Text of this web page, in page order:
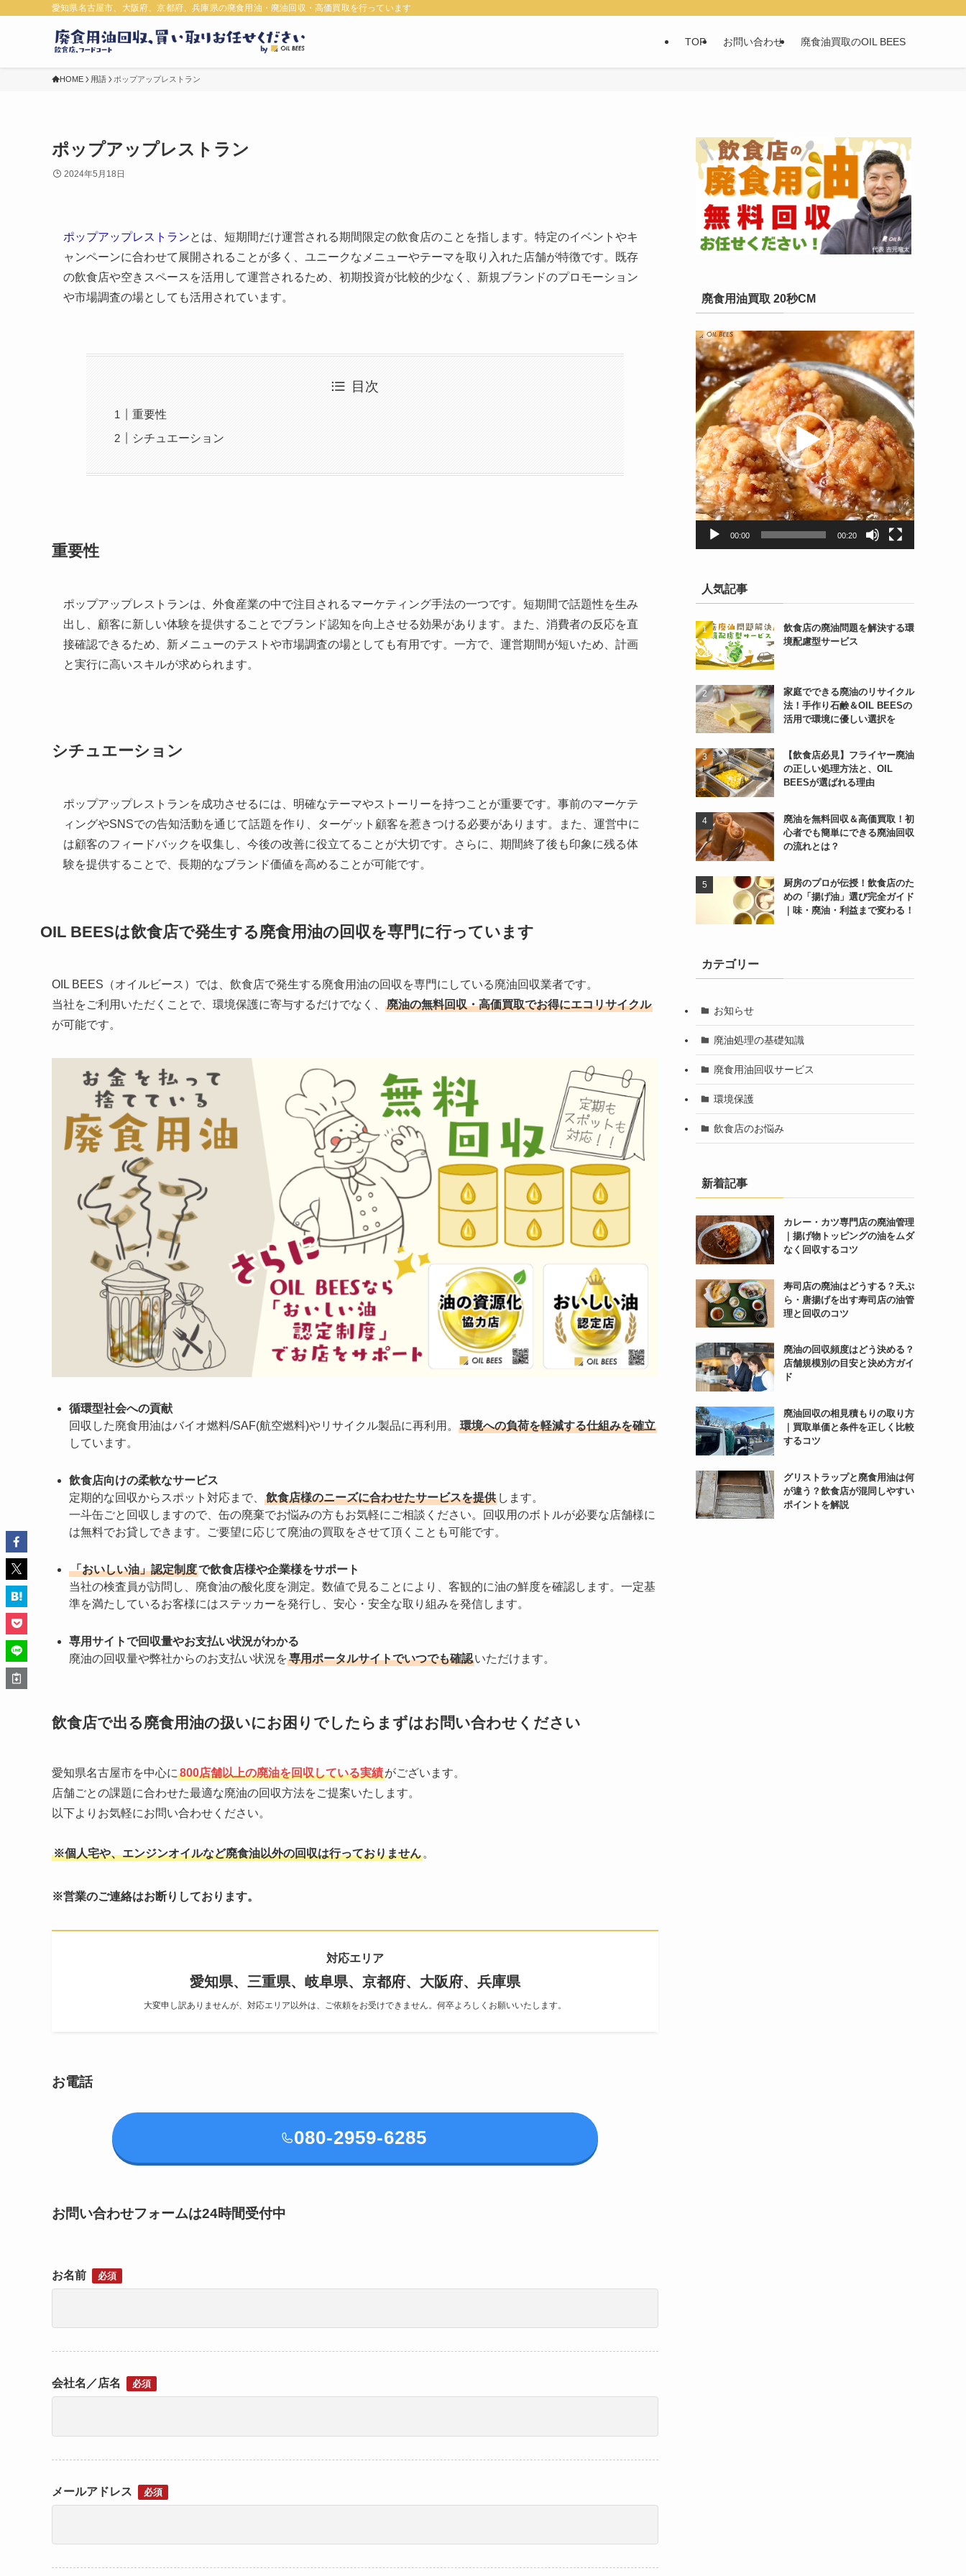
愛知県名古屋市、大阪府、京都府、兵庫県の廃食用油・廃油回収・高価買取を行っています
TOP お問い合わせ 廃食油買取のOIL BEES
HOME 用語 ポップアップレストラン
ポップアップレストラン
2024年5月18日
ポップアップレストランとは、短期間だけ運営される期間限定の飲食店のことを指します。特定のイベントやキ
ャンペーンに合わせて展開されることが多く、ユニークなメニューやテーマを取り入れた店舗が特徴です。既存
の飲食店や空きスペースを活用して運営されるため、初期投資が比較的少なく、新規ブランドのプロモーション
や市場調査の場としても活用されています。
目次
重要性
シチュエーション
重要性
ポップアップレストランは、外食産業の中で注目されるマーケティング手法の一つです。短期間で話題性を生み
出し、顧客に新しい体験を提供することでブランド認知を向上させる効果があります。また、消費者の反応を直
接確認できるため、新メニューのテストや市場調査の場としても有用です。一方で、運営期間が短いため、計画
と実行に高いスキルが求められます。
シチュエーション
ポップアップレストランを成功させるには、明確なテーマやストーリーを持つことが重要です。事前のマーケテ
ィングやSNSでの告知活動を通じて話題を作り、ターゲット顧客を惹きつける必要があります。また、運営中に
は顧客のフィードバックを収集し、今後の改善に役立てることが大切です。さらに、期間終了後も印象に残る体
験を提供することで、長期的なブランド価値を高めることが可能です。
OIL BEESは飲食店で発生する廃食用油の回収を専門に行っています
OIL BEES（オイルビース）では、飲食店で発生する廃食用油の回収を専門にしている廃油回収業者です。
当社をご利用いただくことで、環境保護に寄与するだけでなく、
廃油の無料回収・高価買取でお得にエコリサイクル
が可能です。
循環型社会への貢献
回収した廃食用油はバイオ燃料/SAF(航空燃料)やリサイクル製品に再利用。
環境への負荷を軽減する仕組みを確立
しています。
飲食店向けの柔軟なサービス
定期的な回収からスポット対応まで、
飲食店様のニーズに合わせたサービスを提供 します。
一斗缶ごと回収しますので、缶の廃棄でお悩みの方もお気軽にご相談ください。回収用のボトルが必要な店舗様に
は無料でお貸しできます。ご要望に応じて廃油の買取をさせて頂くことも可能です。
「おいしい油」認定制度で飲食店様や企業様をサポート
当社の検査員が訪問し、廃食油の酸化度を測定。数値で見ることにより、客観的に油の鮮度を確認します。一定基
準を満たしているお客様にはステッカーを発行し、安心・安全な取り組みを発信します。
専用サイトで回収量やお支払い状況がわかる
廃油の回収量や弊社からのお支払い状況を専用ポータルサイトでいつでも確認いただけます。
飲食店で出る廃食用油の扱いにお困りでしたらまずはお問い合わせください
愛知県名古屋市を中心に 800店舗以上の廃油を回収している実績がございます。
店舗ごとの課題に合わせた最適な廃油の回収方法をご提案いたします。
以下よりお気軽にお問い合わせください。
※個人宅や、エンジンオイルなど廃食油以外の回収は行っておりません 。
※営業のご連絡はお断りしております。
対応エリア
愛知県、三重県、岐阜県、京都府、大阪府、兵庫県
大変申し訳ありませんが、対応エリア以外は、ご依頼をお受けできません。何卒よろしくお願いいたします。
お電話
080-2959-6285
お問い合わせフォームは24時間受付中
お名前 必須
会社名／店名 必須
メールアドレス 必須
廃食用油買取 20秒CM
動
画
プ
レ
ー
ヤ
ー
00:00 00:20
人気記事
飲食店の廃油問題を解決する環
境配慮型サービス
家庭でできる廃油のリサイクル
法！手作り石鹸＆OIL BEESの
活用で環境に優しい選択を
【飲食店必見】フライヤー廃油
の正しい処理方法と、OIL
BEESが選ばれる理由
廃油を無料回収＆高価買取！初
心者でも簡単にできる廃油回収
の流れとは？
厨房のプロが伝授！飲食店のた
めの「揚げ油」選び完全ガイド
｜味・廃油・利益まで変わる！
カテゴリー
お知らせ
廃油処理の基礎知識
廃食用油回収サービス
環境保護
飲食店のお悩み
新着記事
カレー・カツ専門店の廃油管理
｜揚げ物トッピングの油をムダ
なく回収するコツ
寿司店の廃油はどうする？天ぷ
ら・唐揚げを出す寿司店の油管
理と回収のコツ
廃油の回収頻度はどう決める？
店舗規模別の目安と決め方ガイ
ド
廃油回収の相見積もりの取り方
｜買取単価と条件を正しく比較
するコツ
グリストラップと廃食用油は何
が違う？飲食店が混同しやすい
ポイントを解説